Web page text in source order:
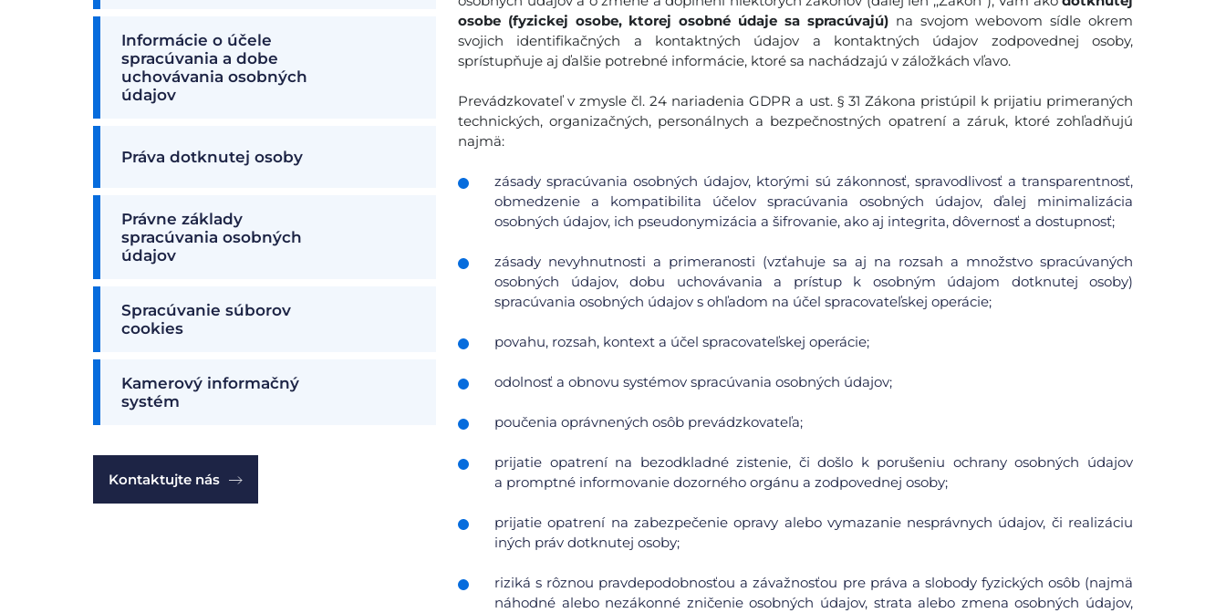
Informácie o účele
spracúvania a dobe
uchovávania osobných
údajov
Práva dotknutej osoby
Právne základy
spracúvania osobných
údajov
Spracúvanie súborov
cookies
Kamerový informačný
systém
Kontaktujte nás
osobe (fyzickej osobe, ktorej osobné údaje sa spracúvajú)na svojom webovom sídle okrem
svojich identifikačných a kontaktných údajov a kontaktných údajov zodpovednej osoby,
sprístupňuje aj ďalšie potrebné informácie, ktoré sa nachádzajú v záložkách vľavo.
Prevádzkovateľ v zmysle čl. 24 nariadenia GDPR a ust. § 31 Zákona pristúpil k prijatiu primeraných
technických, organizačných, personálnych a bezpečnostných opatrení a záruk, ktoré zohľadňujú
najmä:
zásady spracúvania osobných údajov, ktorými sú zákonnosť, spravodlivosť a transparentnosť,
obmedzenie a kompatibilita účelov spracúvania osobných údajov, ďalej minimalizácia
osobných údajov, ich pseudonymizácia a šifrovanie, ako aj integrita, dôvernosť a dostupnosť;
zásady nevyhnutnosti a primeranosti (vzťahuje sa aj na rozsah a množstvo spracúvaných
osobných údajov, dobu uchovávania a prístup k osobným údajom dotknutej osoby)
spracúvania osobných údajov s ohľadom na účel spracovateľskej operácie;
povahu, rozsah, kontext a účel spracovateľskej operácie;
odolnosť a obnovu systémov spracúvania osobných údajov;
poučenia oprávnených osôb prevádzkovateľa;
prijatie opatrení na bezodkladné zistenie, či došlo k porušeniu ochrany osobných údajov
a promptné informovanie dozorného orgánu a zodpovednej osoby;
prijatie opatrení na zabezpečenie opravy alebo vymazanie nesprávnych údajov, či realizáciu
iných práv dotknutej osoby;
riziká s rôznou pravdepodobnosťou a závažnosťou pre práva a slobody fyzických osôb (najmä
náhodné alebo nezákonné zničenie osobných údajov, strata alebo zmena osobných údajov,